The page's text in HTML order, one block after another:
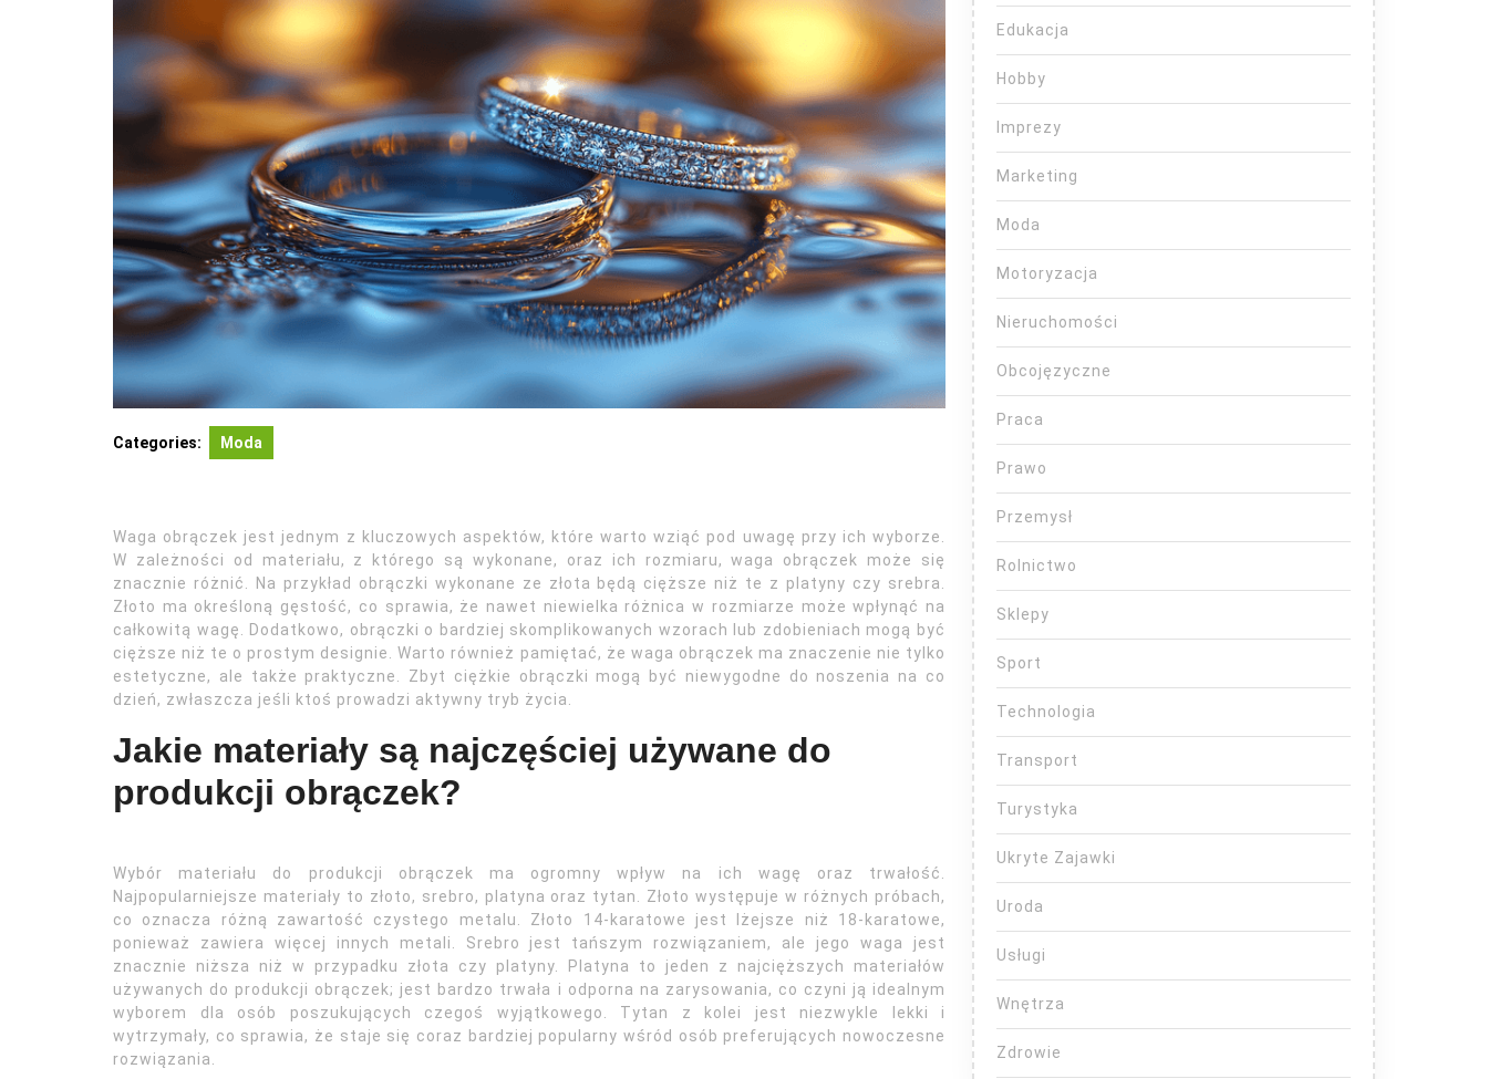
Categories: Moda
Waga obrączek jest jednym z kluczowych aspektów, które warto wziąć pod uwagę przy ich wyborze.
W zależności od materiału, z którego są wykonane, oraz ich rozmiaru, waga obrączek może się
znacznie różnić. Na przykład obrączki wykonane ze złota będą cięższe niż te z platyny czy srebra.
Złoto ma określoną gęstość, co sprawia, że nawet niewielka różnica w rozmiarze może wpłynąć na
całkowitą wagę. Dodatkowo, obrączki o bardziej skomplikowanych wzorach lub zdobieniach mogą być
cięższe niż te o prostym designie. Warto również pamiętać, że waga obrączek ma znaczenie nie tylko
estetyczne, ale także praktyczne. Zbyt ciężkie obrączki mogą być niewygodne do noszenia na co
dzień, zwłaszcza jeśli ktoś prowadzi aktywny tryb życia.
Jakie materiały są najczęściej używane do
produkcji obrączek?
Wybór materiału do produkcji obrączek ma ogromny wpływ na ich wagę oraz trwałość.
Najpopularniejsze materiały to złoto, srebro, platyna oraz tytan. Złoto występuje w różnych próbach,
co oznacza różną zawartość czystego metalu. Złoto 14-karatowe jest lżejsze niż 18-karatowe,
ponieważ zawiera więcej innych metali. Srebro jest tańszym rozwiązaniem, ale jego waga jest
znacznie niższa niż w przypadku złota czy platyny. Platyna to jeden z najcięższych materiałów
używanych do produkcji obrączek; jest bardzo trwała i odporna na zarysowania, co czyni ją idealnym
wyborem dla osób poszukujących czegoś wyjątkowego. Tytan z kolei jest niezwykle lekki i
wytrzymały, co sprawia, że staje się coraz bardziej popularny wśród osób preferujących nowoczesne
rozwiązania.
Edukacja
Hobby
Imprezy
Marketing
Moda
Motoryzacja
Nieruchomości
Obcojęzyczne
Praca
Prawo
Przemysł
Rolnictwo
Sklepy
Sport
Technologia
Transport
Turystyka
Ukryte Zajawki
Uroda
Usługi
Wnętrza
Zdrowie